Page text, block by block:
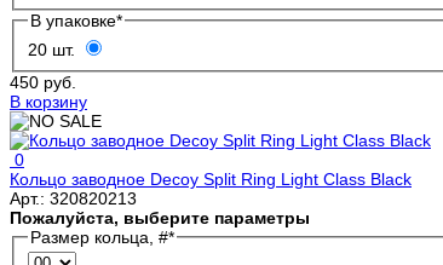
В упаковке*
20 шт.
450 руб.
В корзину
0
Кольцо заводное Decoy Split Ring Light Class Black
Арт.: 320820213
Пожалуйста, выберите параметры
Размер кольца, #*